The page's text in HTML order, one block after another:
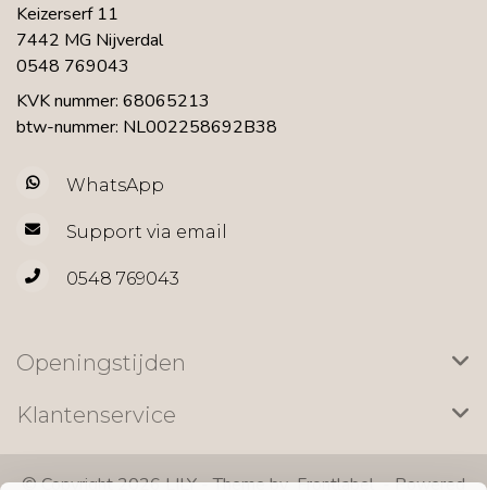
Keizerserf 11
7442 MG Nijverdal
0548 769043
KVK nummer: 68065213
btw-nummer: NL002258692B38
WhatsApp
Support via email
0548 769043
Openingstijden
Klantenservice
© Copyright 2026 LILY - Theme byFrontlabel- Powered